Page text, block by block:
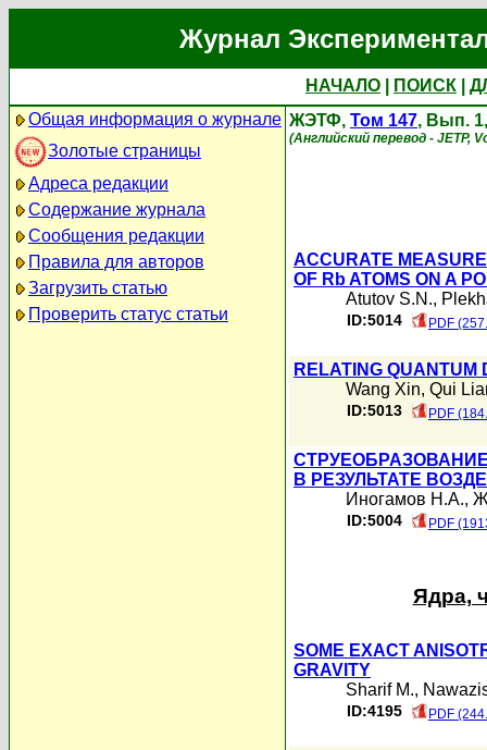
Журнал
НАЧАЛО ПОИСК
Общая информация о журнале
Золотые страницы
Адреса редакции
Содержание журнала
Сообщения редакции
Правила для авторов
Загрузить статью
Проверить статус статьи
ЖЭТФ, Том 147, Вып.
(Английский перевод - JETP,
ACCURATE
OF Rb ATOMS ON A
Atutov S.N.,
ID:5014 PDF
RELATING QUANTUM
Wang Xin, Qui
ID:5013 PDF
В РЕЗУЛЬТАТЕ
Иногамов Н.А.,
ID:5004 PDF
Ядра,
SOME EXACT
GRAVITY
Sharif M.,
ID:4195 PDF